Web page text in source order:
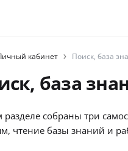
кабинет Поиск, база
база
разделе собраны три
чтение базы знаний и